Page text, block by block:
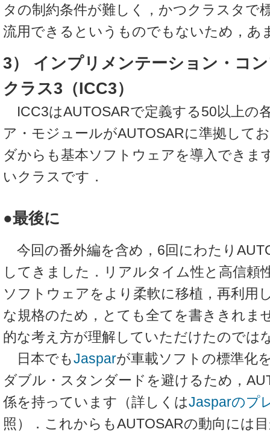
タの制約条件が難しく，かつクラスタで
流用できるというものでもないため，あ
3） インプリメンテーション・コ
クラス3（ICC3）
ICC3はAUTOSARで定義する50以上の
ア・モジュールがAUTOSARに準拠して
ダからも基本ソフトウェアを導入できま
いクラスです．
●最後に
今回の番外編を含め，6回にわたり
してきました．リアルタイム性と高信頼
ソフトウェアをより柔軟に移植，再利用
な規格のため，とても全てを書ききれま
的な考え方が理解していただけたのでは
日本でもJasparが車載ソフトの標準化
ダブル・スタンダードを避けるため，
係を持っています（詳しくはJasparのプ
照）．これからもAUTOSARの動向には